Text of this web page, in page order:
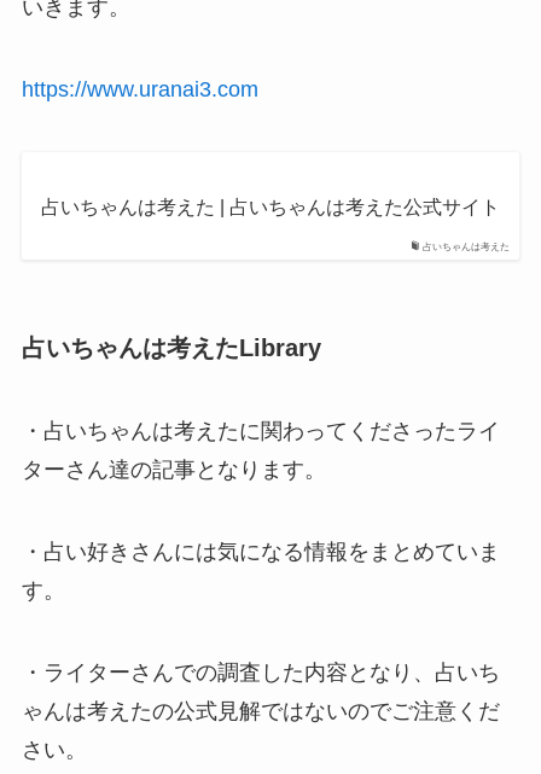
いきます。
https://www.uranai3.com
占いちゃんは考えた
占いちゃんは考えた | 占いちゃんは考えた公式サイト
占いちゃんは考えたLibrary
・占いちゃんは考えたに関わってくださったライ
ターさん達の記事となります。
・占い好きさんには気になる情報をまとめていま
す。
・ライターさんでの調査した内容となり、占いち
ゃんは考えたの公式見解ではないのでご注意くだ
さい。